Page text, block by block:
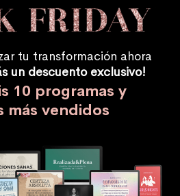
tu transformación ahora
un descuento exclusivo!
10 programas y
más vendidos